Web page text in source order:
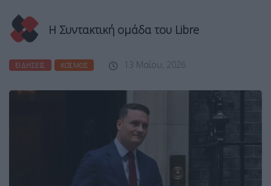
Η Συντακτική ομάδα του Libre
ΕΙΔΉΣΕΙΣ ΚΌΣΜΟΣ 13 Μαΐου, 2026